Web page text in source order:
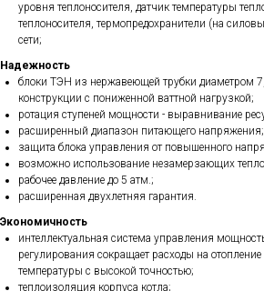
уровня теплоносителя, датчик температуры
теплоносителя, термопредохранители (на
сети;
Надежность
блоки ТЭН из нержавеющей трубки диаметром
конструкции с пониженной ваттной нагрузкой;
ротация ступеней мощности - выравнивание
расширенный диапазон питающего напряжения;
защита блока управления от повышенного
возможно использование незамерзающих
рабочее давление до 5 атм.;
расширенная двухлетняя гарантия.
Экономичность
интеллектуальная система управления
регулирования сокращает расходы на
температуры с высокой точностью;
теплоизоляция корпуса котла;